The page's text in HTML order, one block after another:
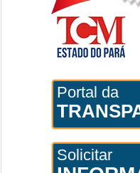
Portal da
Solicitar